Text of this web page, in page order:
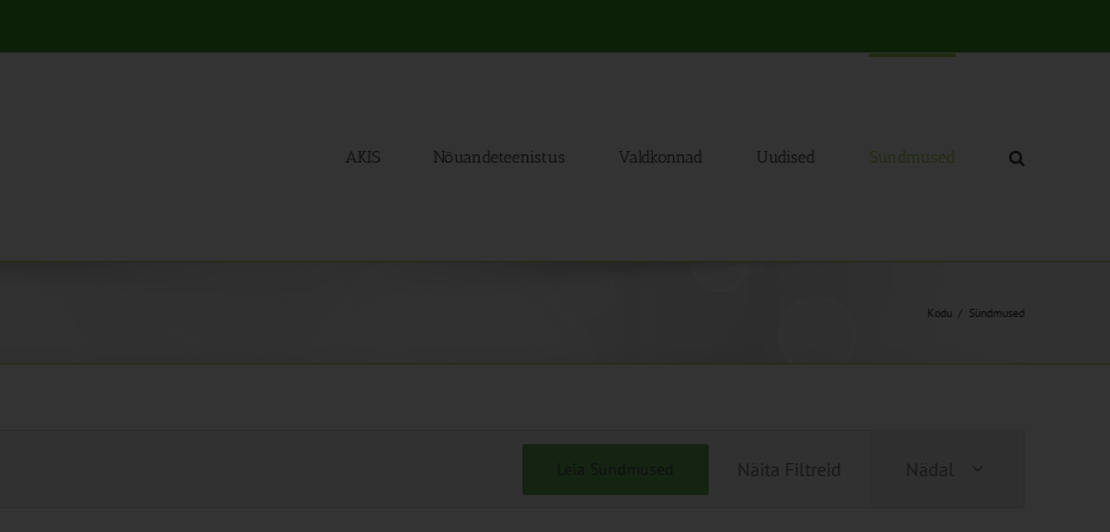
AKIS Nõuandeteenistus Valdkonnad Uudised Sündmused
Kodu Sündmused
Näita Filtreid
Views
Nädal